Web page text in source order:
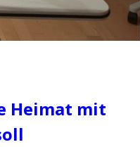
Heimat mit